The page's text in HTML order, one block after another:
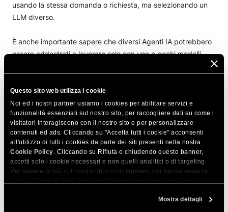
Questo sito web utilizza i cookie
Noi ed i nostri partner usiamo i cookies per abilitare servizi e
funzionalità essenziali sul nostro sito, per raccogliere dati su come i
visitatori interagiscono con il nostro sito e per personalizzare
contenuti ed ads. Cliccando su "Accetta tutti i cookie" acconsenti
all'utilizzo di tutti i cookies da parte dei siti presenti nella nostra
Cookie Policy. Cliccando su Rifiuta o chiudendo questo banner,
accetti solo i cookie necessari e non quelli analitici o di targeting.
Per sapere di più sul nostro utilizzo di cookies, per favore visita la
Mostra dettagli
usando la stessa domanda o richiesta, ma selezionando un
LLM diverso.
È anche importante sapere che diversi Agenti IA potrebbero
essere addestrati a lavorare solo con uno o pochi modelli
CONDIVIDI QUESTO ARTICOLO